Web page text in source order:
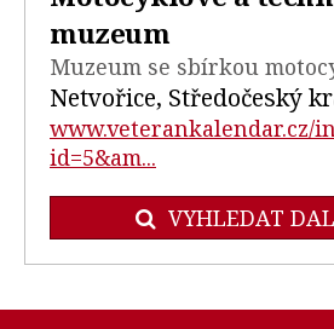
muzeum
Muzeum se sbírkou
Netvořice, Středočeský
www.veterankalendar.cz/
id=5&am...
VYHLEDAT